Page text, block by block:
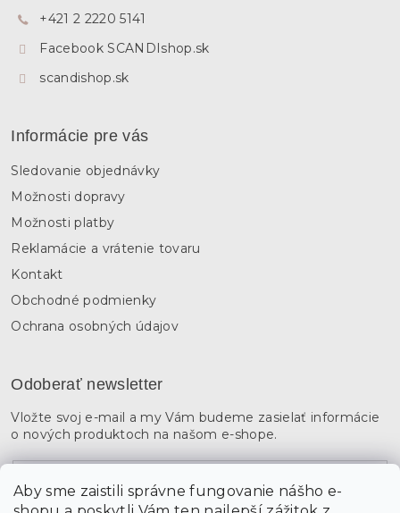
Aby sme zaistili správne fungovanie nášho e-
+421 2 2220 5141
Facebook SCANDIshop.sk
scandishop.sk
Informácie pre vás
Sledovanie objednávky
Možnosti dopravy
Možnosti platby
Reklamácie a vrátenie tovaru
Kontakt
Obchodné podmienky
Ochrana osobných údajov
Odoberať newsletter
Vložte svoj e-mail a my Vám budeme zasielať informácie
o nových produktoch na našom e-shope.